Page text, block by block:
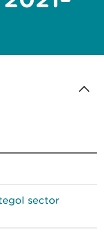
sector